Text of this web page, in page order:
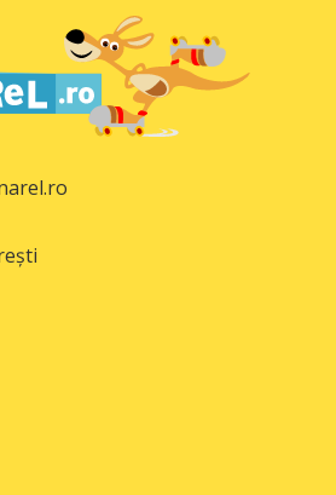
fost:
49,00 lei.
39,00 lei.